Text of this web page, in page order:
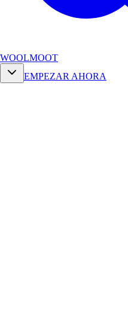
WOOLMOOT
EMPEZAR AHORA